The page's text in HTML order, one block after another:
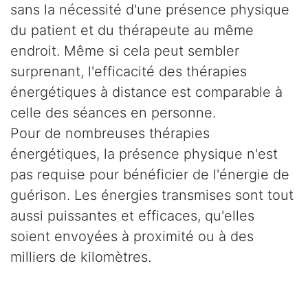
sans la nécessité d'une présence physique
du patient et du thérapeute au même
endroit. Même si cela peut sembler
surprenant, l'efficacité des thérapies
énergétiques à distance est comparable à
celle des séances en personne.
Pour de nombreuses thérapies
énergétiques, la présence physique n'est
pas requise pour bénéficier de l'énergie de
guérison. Les énergies transmises sont tout
aussi puissantes et efficaces, qu'elles
soient envoyées à proximité ou à des
milliers de kilomètres.